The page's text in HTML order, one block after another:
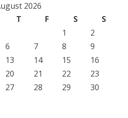
2026
T F S
S
1
2
6 7 8
9
13 14 15
16
20 21 22
23
27 28 29
30